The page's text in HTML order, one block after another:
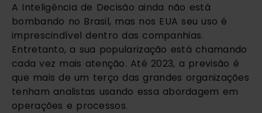
A Inteligência de Decisão ainda não está
bombando no Brasil, mas nos EUA seu uso é
imprescindível dentro das companhias.
Entretanto, a sua popularização está chamando
cada vez mais atenção. Até 2023, a previsão é
que mais de um terço das grandes organizações
tenham analistas usando essa abordagem em
operações e processos.